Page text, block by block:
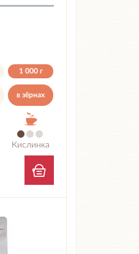
1 000 г
в зёрнах
Кислинка